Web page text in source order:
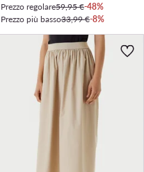
Prezzo regolare59,95 €-48%
Prezzo più basso33,99 €-8%